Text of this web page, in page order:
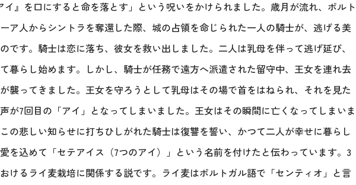
イ』を口にすると命を落とす」という呪いをかけられました。歳月が流れ、ポルト
ア人からシントラを奪還した際、城の占領を命じられた一人の騎士が、逃げる美
です。騎士は恋に落ち、彼女を救い出しました。二人は乳母を伴って逃げ延び、
暮らし始めます。しかし、騎士が任務で遠方へ派遣された留守中、王女を連れ去
襲ってきました。王女を守ろうとして乳母はその場で首をはねられ、それを見た
が7回目の「アイ」となってしまいました。王女はその瞬間に亡くなってしまいま
の悲しい知らせに打ちひしがれた騎士は復讐を誓い、かつて二人が幸せに暮らし
を込めて「セテアイス（7つのアイ）」という名前を付けたと伝わっています。3
けるライ麦栽培に関係する説です。ライ麦はポルトガル語で「センティオ」と言